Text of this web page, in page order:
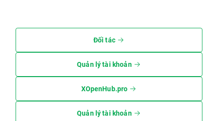
Đối tác
Quản lý tài khoản
XOpenHub.pro
Quản lý tài khoản